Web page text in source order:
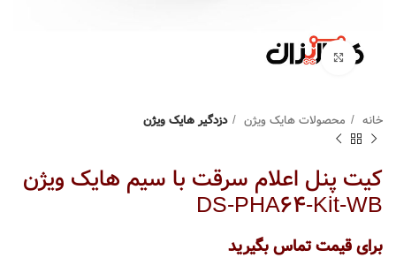
Click to enlarge
خانه محصولات هایک ویژن دزدگیر هایک ویژن
کیت پنل اعلام سرقت با سیم هایک ویژن
DS-PHA64-Kit-WB
برای قیمت تماس بگیرید